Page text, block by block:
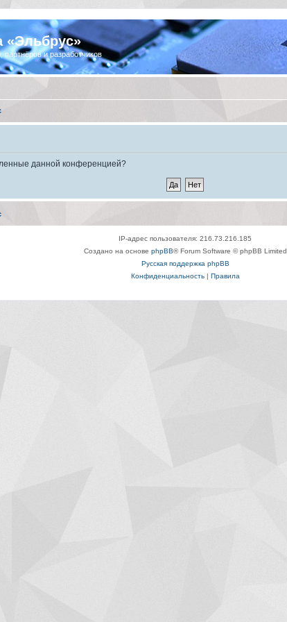
и разработчиков
данной конференцией?
IP-адрес пользователя: 216.73.216.185
Создано на основе phpBB® Forum Software © phpBB Limited
Русская поддержка phpBB
Конфиденциальность| Правила